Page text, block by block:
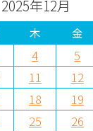
2025年12月
木 金
4 5
11 12
18 19
25 26